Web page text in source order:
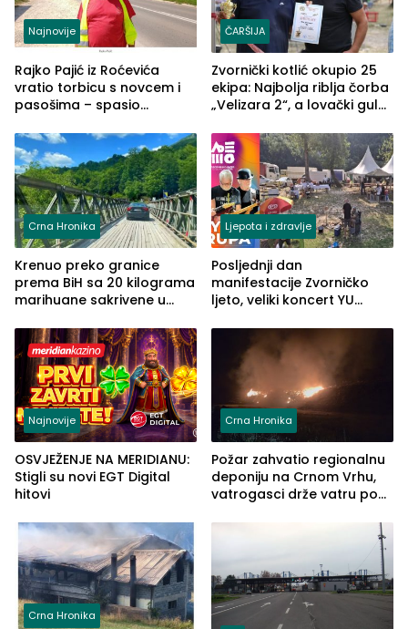
Najnovije
Rajko Pajić iz Roćevića
vratio torbicu s novcem i
pasošima – spasio
Grčkoj
ČARŠIJA
Zvornički kotlić okupio 25
ekipa: Najbolja riblja čorba
„Velizara 2“, a lovački gulaš
Crna Hronika
Krenuo preko granice
prema BiH sa 20 kilograma
marihuane sakrivene u
Ljepota i zdravlje
Posljednji dan
manifestacije Zvorničko
ljeto, veliki koncert YU
ove godine
Najnovije
OSVJEŽENJE NA MERIDIANU:
Stigli su novi EGT Digital
hitovi
Crna Hronika
Požar zahvatio regionalnu
deponiju na Crnom Vrhu,
vatrogasci drže vatru pod
Crna Hronika